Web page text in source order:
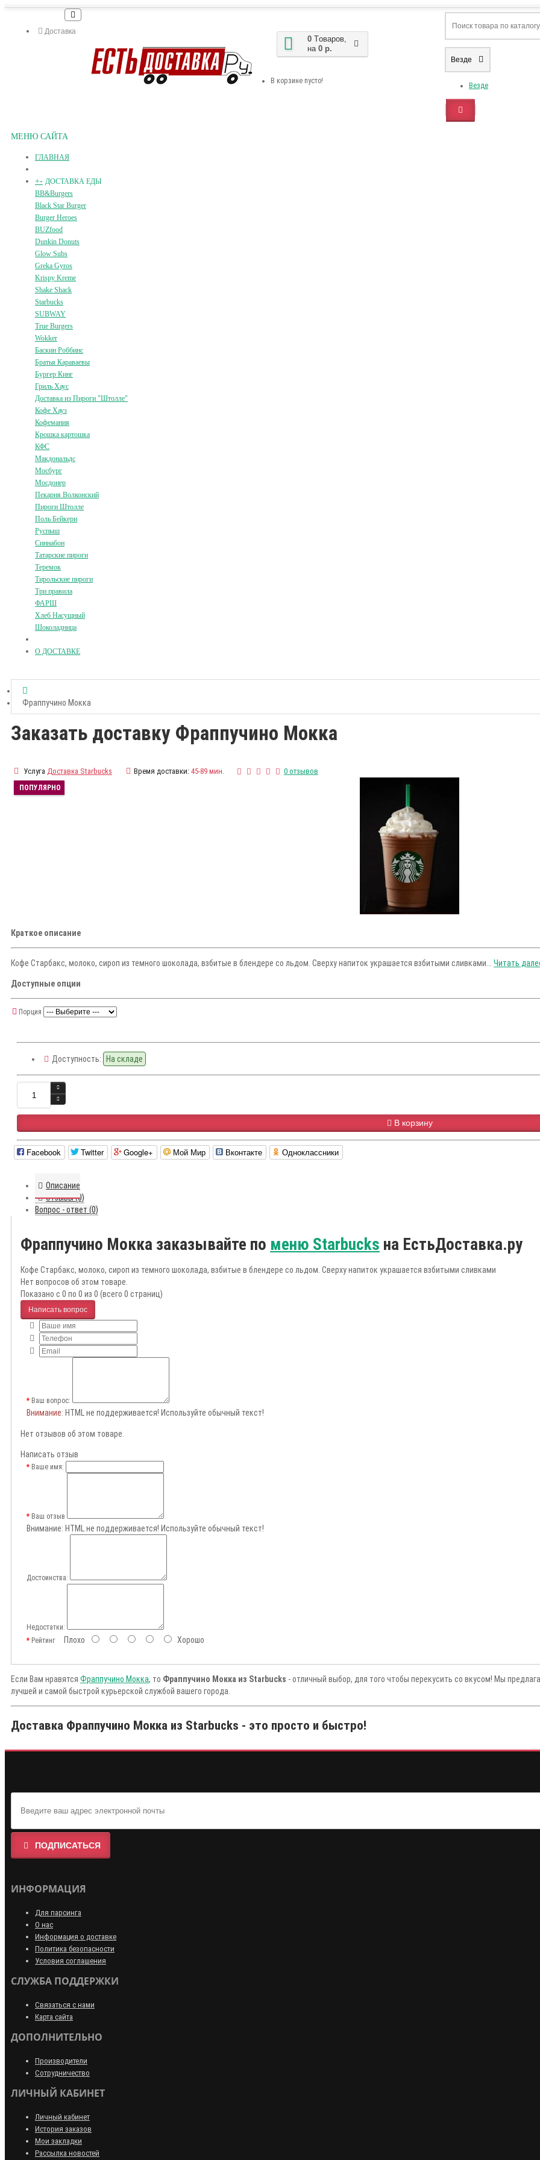
Доставка
0 Tоваров,
на 0 р.
В корзине пусто!
Везде
Везде
МЕНЮ САЙТА
ГЛАВНАЯ
+- ДОСТАВКА ЕДЫ
BB&Burgers
Black Star Burger
Burger Heroes
BUZfood
Dunkin Donuts
Glow Subs
Greka Gyros
Krispy Kreme
Shake Shack
Starbucks
SUBWAY
True Burgers
Wokker
Баскин Роббинс
Братья Караваевы
Бургер Кинг
Гриль Хаус
Доставка из Пироги "Штолле"
Кофе Хауз
Кофемания
Крошка картошка
КФС
Макдональдс
Мосбург
Мосдонер
Пекарня Волконский
Пироги Штолле
Поль Бейкери
Руспыш
Синнабон
Татарские пироги
Теремок
Тирольские пироги
Три правила
ФАРШ
Хлеб Насущный
Шоколадница
О ДОСТАВКЕ
Фраппучино Мокка
Заказать доставку Фраппучино Мокка
Услуга Доставка Starbucks Время доставки: 45-89 мин. 0 отзывов
ПОПУЛЯРНО
Краткое описание
Кофе Старбакс, молоко, сироп из темного шоколада, взбитые в блендере со льдом. Сверху напиток украшается взбитыми сливками... Читать
Доступные опции
Порция
Доступность: На складе
В корзину
Facebook Twitter Google+ Мой Мир Вконтакте Одноклассники
Описание
Отзывы (0)
Вопрос - ответ (0)
Фраппучино Мокка заказывайте по меню Starbucks на ЕстьДоставка.ру
Кофе Старбакс, молоко, сироп из темного шоколада, взбитые в блендере со льдом. Сверху напиток украшается взбитыми сливками
Нет вопросов об этом товаре.
Показано с 0 по 0 из 0 (всего 0 страниц)
Написать вопрос
Ваш вопрос:
Внимание: HTML не поддерживается! Используйте обычный текст!
Нет отзывов об этом товаре.
Написать отзыв
Ваше имя:
Ваш отзыв
Внимание: HTML не поддерживается! Используйте обычный текст!
Достоинства:
Недостатки:
РейтингПлохо Хорошо
Если Вам нравятся Фраппучино Мокка, то Фраппучино Мокка из Starbucks - отличный выбор, для того чтобы перекусить со вкусом! Мы
лучшей и самой быстрой курьерской службой вашего города.
Доставка Фраппучино Мокка из Starbucks - это просто и быстро!
ПОДПИСАТЬСЯ
ИНФОРМАЦИЯ
Для парсинга
О нас
Информация о доставке
Политика безопасности
Условия соглашения
СЛУЖБА ПОДДЕРЖКИ
Связаться с нами
Карта сайта
ДОПОЛНИТЕЛЬНО
Производители
Сотрудничество
ЛИЧНЫЙ КАБИНЕТ
Личный кабинет
История заказов
Мои закладки
Рассылка новостей